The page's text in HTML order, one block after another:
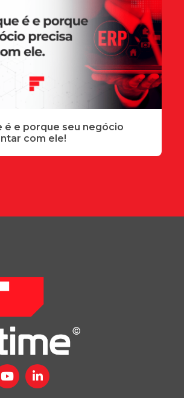
é e porque seu negócio
com ele!